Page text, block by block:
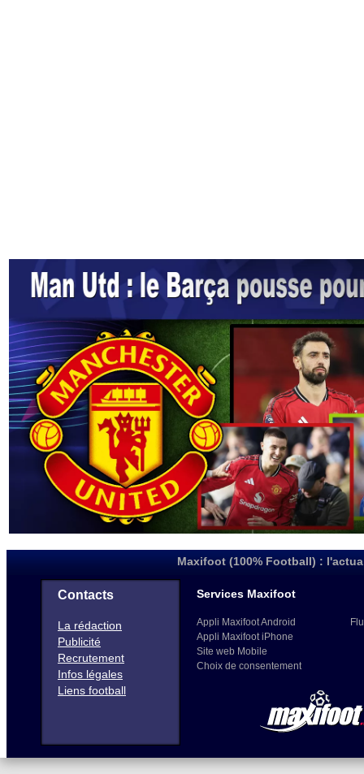
Maxifoot (100% Football) :
Contacts
La rédaction
Publicité
Recrutement
Infos légales
Liens football
Services Maxifoot
Appli Maxifoot Android
Appli Maxifoot iPhone
Site web Mobile
Choix de consentement